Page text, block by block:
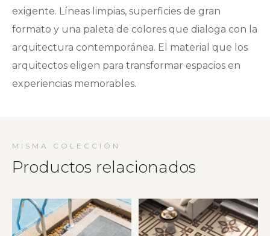
exigente. Líneas limpias, superficies de gran
formato y una paleta de colores que dialoga con la
arquitectura contemporánea. El material que los
arquitectos eligen para transformar espacios en
experiencias memorables.
MISMA COLECCIÓN
Productos relacionados